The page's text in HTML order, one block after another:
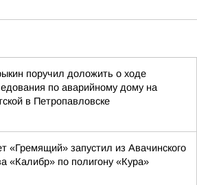
поручил доложить о ходе
по аварийному дому на
в Петропавловске
«Гремящий» запустил из Авачинского
«Калибр» по полигону «Кура»